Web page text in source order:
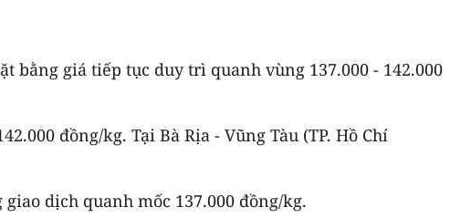
giá tiếp tục duy trì quanh vùng 137.000 - 142.000
đồng/kg. Tại Bà Rịa - Vũng Tàu (TP. Hồ Chí
dịch quanh mốc 137.000 đồng/kg.